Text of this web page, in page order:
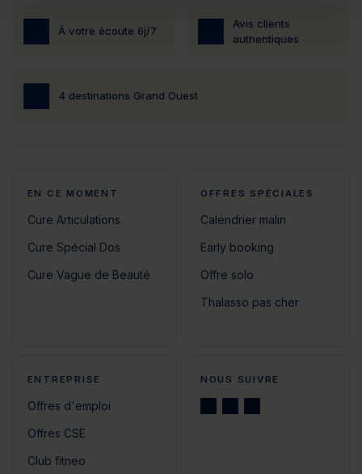
À votre écoute 6j/7
Avis clients
authentiques
4 destinations Grand Ouest
EN CE MOMENT
Cure Articulations
Cure Spécial Dos
Cure Vague de Beauté
OFFRES SPÉCIALES
Calendrier malin
Early booking
Offre solo
Thalasso pas cher
ENTREPRISE
Offres d'emploi
Offres CSE
Club fitneo
NOUS SUIVRE